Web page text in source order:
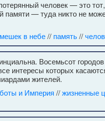
человек — это
памяти — туда никто не
в небе// память//
Восемьсот
интересы которых
жителей.
и Империя //жизненные